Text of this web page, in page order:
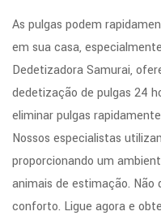
As pulgas podem
em sua casa,
Dedetizadora Samurai,
dedetização de pulgas 24
eliminar pulgas
Nossos especialistas
proporcionando um
animais de estimação. Não
conforto. Ligue agora e